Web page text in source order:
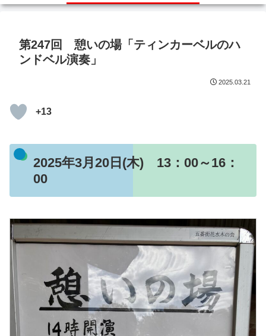
第247回 憩いの場「ティンカーベルのハ
ンドベル演奏」
2025.03.21
+13
2025年3月20日(木) 13：00～16：
00